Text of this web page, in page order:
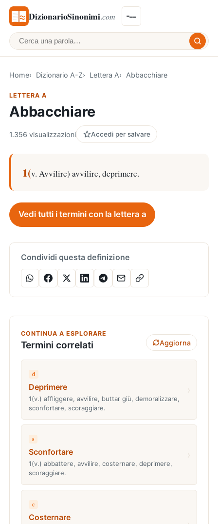
DizionarioSinonimi.com
Cerca una parola
Home Dizionario A-Z Lettera A Abbacchiare
LETTERA A
Abbacchiare
1.356 visualizzazioni Accedi per salvare
1(v. Avvilire) avvilire, deprimere.
Vedi tutti i termini con la lettera a
Condividi questa definizione
CONTINUA A ESPLORARE
Termini correlati Aggiorna
d
Deprimere
1(v.) affliggere, avvilire, buttar giù, demoralizzare,
sconfortare, scoraggiare.
s
Sconfortare
1(v.) abbattere, avvilire, costernare, deprimere,
scoraggiare.
c
Costernare